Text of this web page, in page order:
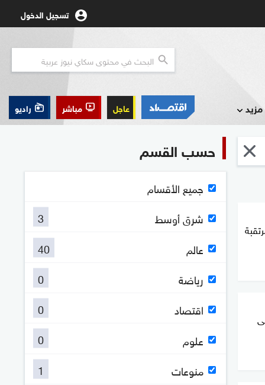
تسجيل الدخول
مزيد عاجل مباشر راديو
حسب القسم
جميع الأقسام
شرق أوسط
3
عالم
40
رياضة
0
اقتصاد
0
علوم
0
منوعات
1